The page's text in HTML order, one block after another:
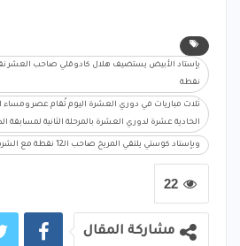
نقطة
ثلاث مباريات في دوري العشرة اليوم تُقام عصر ومساء
الحادية عشرة لدوري العشرة بالمرحلة الثانية لمسابقة
وبإستاد كوستي يلتقي المريخ صاحب الـ12 نقطة مع الشرطة القضارف صاحب الـ16 نقطة
22
مشاركة المقال